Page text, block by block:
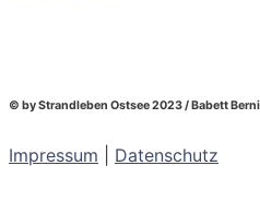
© by Strandleben Ostsee 2023 / Babett
Impressum Datenschutz